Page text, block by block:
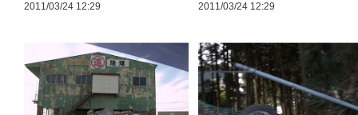
2011/03/24 12:29
2011/03/24 12:29